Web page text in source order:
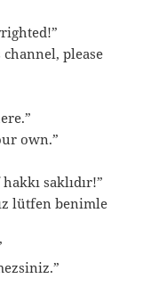
please
own.”
saklıdır!”
lütfen benimle